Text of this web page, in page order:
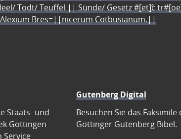
Todt/ Teuffel || Sünde/ Gesetz #[et]c̃
Bres=||nicerum Cotbusianum.||
Staats- und
Göttingen
Service
Gutenberg Digital
Besuchen Sie das Faksimile
Göttinger Gutenberg Bibel.